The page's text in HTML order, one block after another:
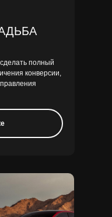
полный
конверсии,